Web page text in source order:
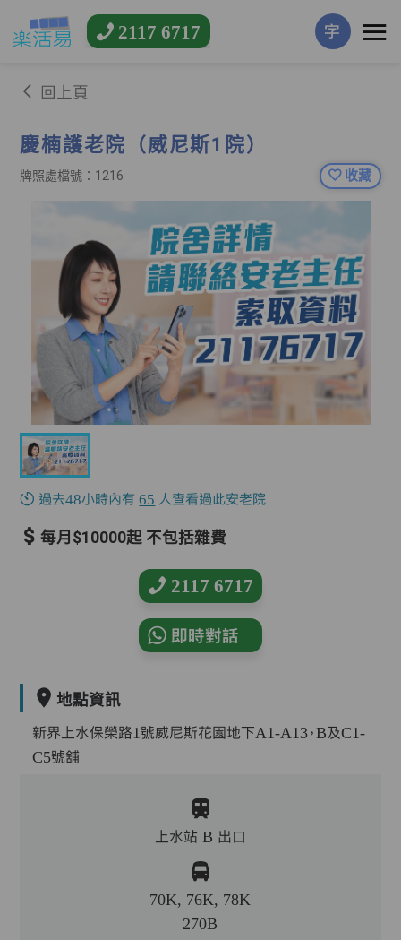
2117 6717 字
回上頁
慶楠護老院（威尼斯1院）
牌照處檔號：1216 收藏
過去48小時內有65 人查看過此安老院
每月$10000起 不包括雜費
2117 6717
即時對話
地點資訊
新界上水保榮路1號威尼斯花園地下A1-A13，B及C1-
C5號舖
上水站 B 出口
70K, 76K, 78K
270B